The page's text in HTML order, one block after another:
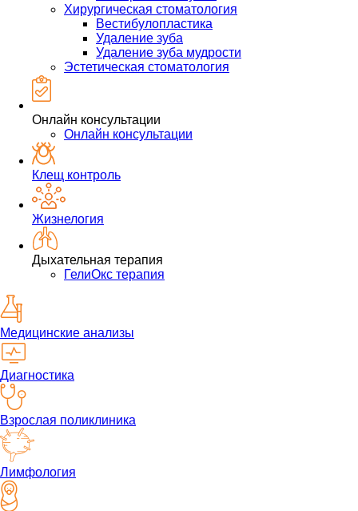
Хирургическая стоматология
Вестибулопластика
Удаление зуба
Удаление зуба мудрости
Эстетическая стоматология
Онлайн консультации
Онлайн консультации
Клещ контроль
Жизнелогия
Дыхательная терапия
ГелиОкс терапия
Медицинские анализы
Диагностика
Взрослая поликлиника
Лимфология